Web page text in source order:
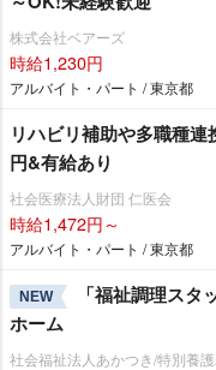
株式会社ベアーズ
時給1,230円
アルバイト・パート / 東京都
リハビリ補助や多職種
円&有給あり
社会医療法人財団 仁医会
時給1,472円～
アルバイト・パート / 東京都
NEW
「福祉調理ス
ホーム
社会福祉法人あかつき/特別養